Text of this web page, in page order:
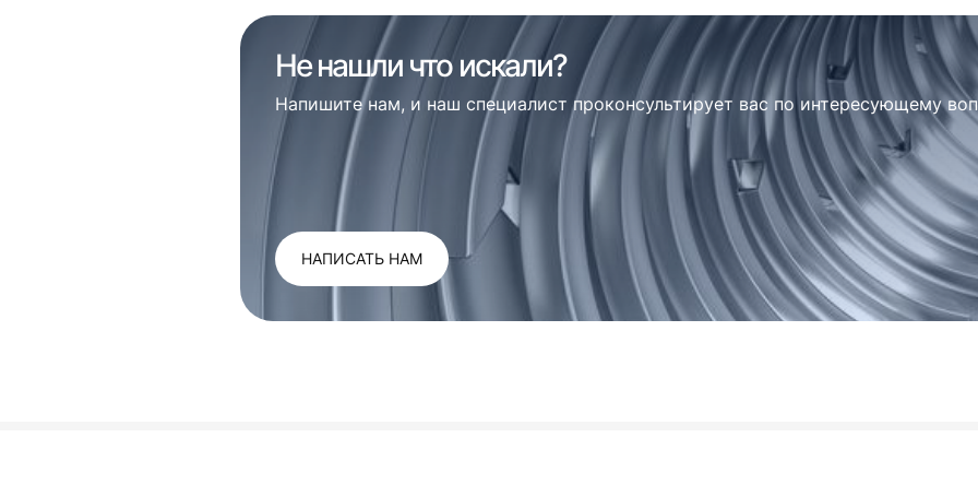
Не нашли что искали?
Напишите нам, и наш специалист проконсультирует вас по интересующему
НАПИСАТЬ НАМ